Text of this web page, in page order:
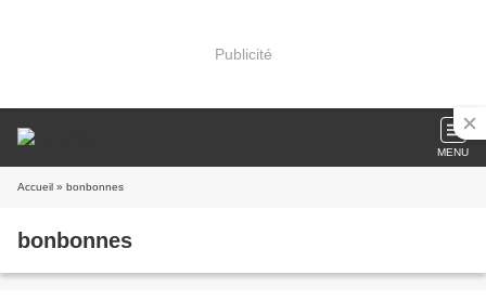
Publicité
MENU
Accueil » bonbonnes
bonbonnes